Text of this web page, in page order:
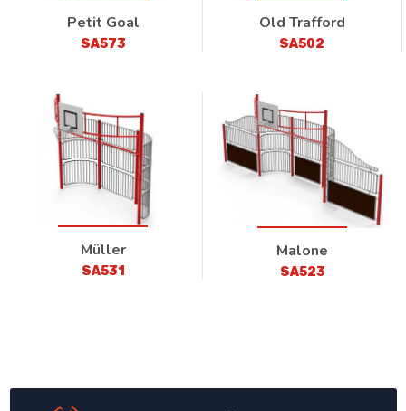
Petit Goal
SA573
Old Trafford
SA502
Müller
SA531
Malone
SA523